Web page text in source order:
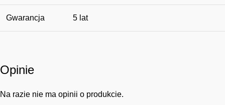
Gwarancja 5 lat
Opinie
Na razie nie ma opinii o produkcie.